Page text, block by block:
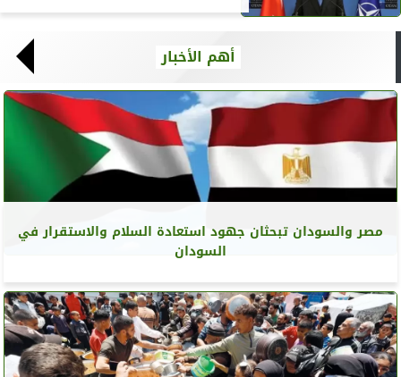
أهم الأخبار
مصر والسودان تبحثان جهود استعادة السلام والاستقرار في
السودان